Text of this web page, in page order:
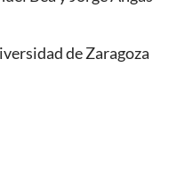
de Zaragoza